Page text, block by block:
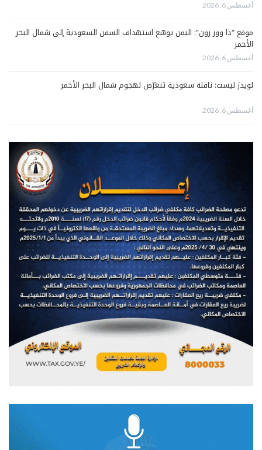
أغسطس 6, 2026
موقع “ذا وور زون”: اليمن يوسّع استهداف السفن السعودية إلى شمال البحر
الأحمر
أغسطس 6, 2026
لويدز ليست: ناقلة سعودية تتعرّض لهجوم شمال البحر الأحمر
أغسطس 6, 2026